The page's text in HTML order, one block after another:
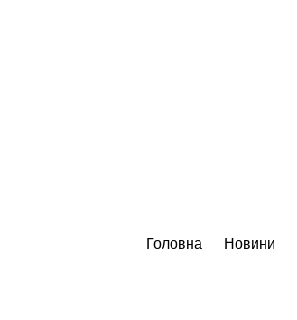
Головна Новини